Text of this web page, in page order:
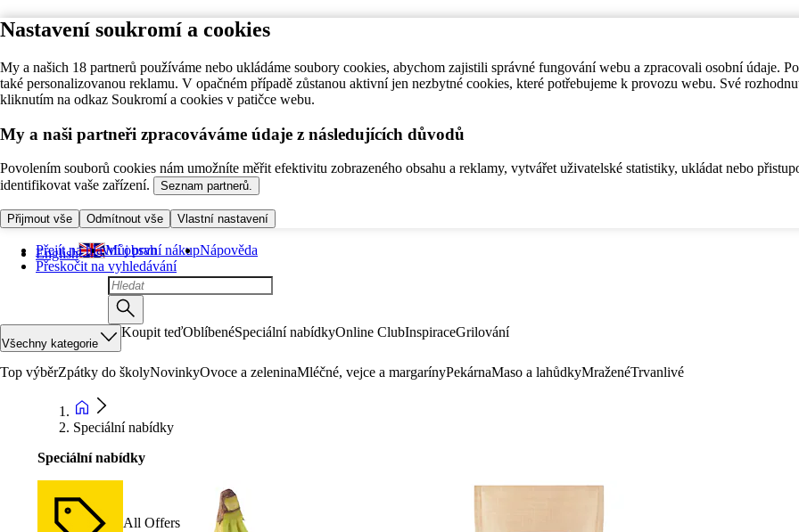
Nastavení soukromí a cookies
My a našich 18 partnerů používáme nebo ukládáme soubory cookies, abychom zajistili správné fungování webu a zpracovali osobní údaje.
také personalizovanou reklamu. V opačném případě zůstanou aktivní jen nezbytné cookies, které potřebujeme k provozu webu. Své
kliknutím na odkaz Soukromí a cookies v patičce webu.
My a naši partneři zpracováváme údaje z následujících důvodů
Povolením souborů cookies nám umožníte měřit efektivitu zobrazeného obsahu a reklamy, vytvářet uživatelské statistiky, ukládat nebo
identifikovat vaše zařízení.
Seznam partnerů.
Přijmout vše Odmítnout vše Vlastní nastavení
Přejít na hlavní obsah
Přeskočit na vyhledávání
English Můj první nákupNápověda
Všechny kategorie
Koupit teďOblíbenéSpeciální nabídkyOnline ClubInspiraceGrilování
Top výběrZpátky do školyNovinkyOvoce a zeleninaMléčné, vejce a margarínyPekárnaMaso a lahůdkyMraženéTrvanlivé
Speciální nabídky
Speciální nabídky
All Offers